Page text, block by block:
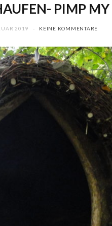
PIMP MY
2019 KEINE KOMMENTARE